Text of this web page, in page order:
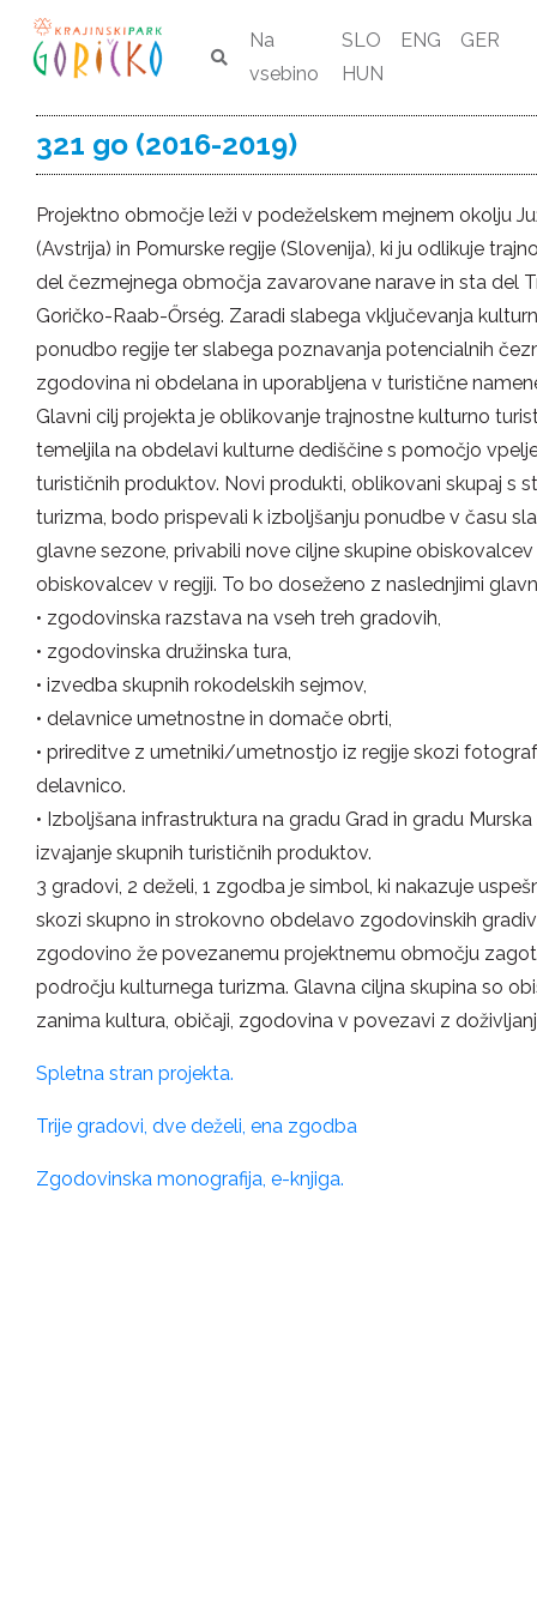
Na
vsebino
SLO ENG
GER
HUN
321 go (2016-2019)
Projektno območje leži v podeželskem mejnem okolju
(Avstrija) in Pomurske regije (Slovenija), ki ju odlikuje
del čezmejnega območja zavarovane narave in sta del
Goričko-Raab-Őrség. Zaradi slabega vključevanja
ponudbo regije ter slabega poznavanja potencialnih
zgodovina ni obdelana in uporabljena v turistične
Glavni cilj projekta je oblikovanje trajnostne kulturno
temeljila na obdelavi kulturne dediščine s pomočjo
turističnih produktov. Novi produkti, oblikovani skupaj s
turizma, bodo prispevali k izboljšanju ponudbe v času
glavne sezone, privabili nove ciljne skupine
obiskovalcev v regiji. To bo doseženo z naslednjimi
• zgodovinska razstava na vseh treh gradovih,
• zgodovinska družinska tura,
• izvedba skupnih rokodelskih sejmov,
• delavnice umetnostne in domače obrti,
• prireditve z umetniki/umetnostjo iz regije skozi
delavnico.
• Izboljšana infrastruktura na gradu Grad in gradu
izvajanje skupnih turističnih produktov.
3 gradovi, 2 deželi, 1 zgodba je simbol, ki nakazuje
skozi skupno in strokovno obdelavo zgodovinskih
zgodovino že povezanemu projektnemu območju
področju kulturnega turizma. Glavna ciljna skupina so
zanima kultura, običaji, zgodovina v povezavi z
Spletna stran projekta.
Trije gradovi, dve deželi, ena zgodba
Zgodovinska monografija, e-knjiga.